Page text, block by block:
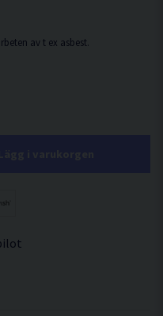
av t ex asbest.